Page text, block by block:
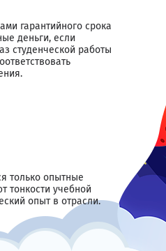
гарантийного срока
деньги, если
студенческой работы
только опытные
тонкости учебной
опыт в отрасли.